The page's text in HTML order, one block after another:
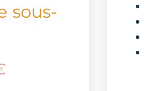
sous-